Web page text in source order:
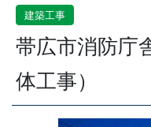
建築工事
帯広市消防庁
体工事）